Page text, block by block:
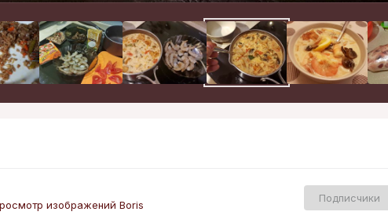
изображений Boris
Подписчики